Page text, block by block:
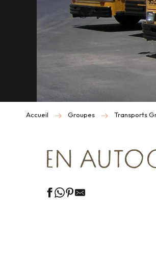
Accueil Groupes Transports
EN